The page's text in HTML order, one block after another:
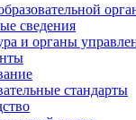
сведения
и органы
стандарты